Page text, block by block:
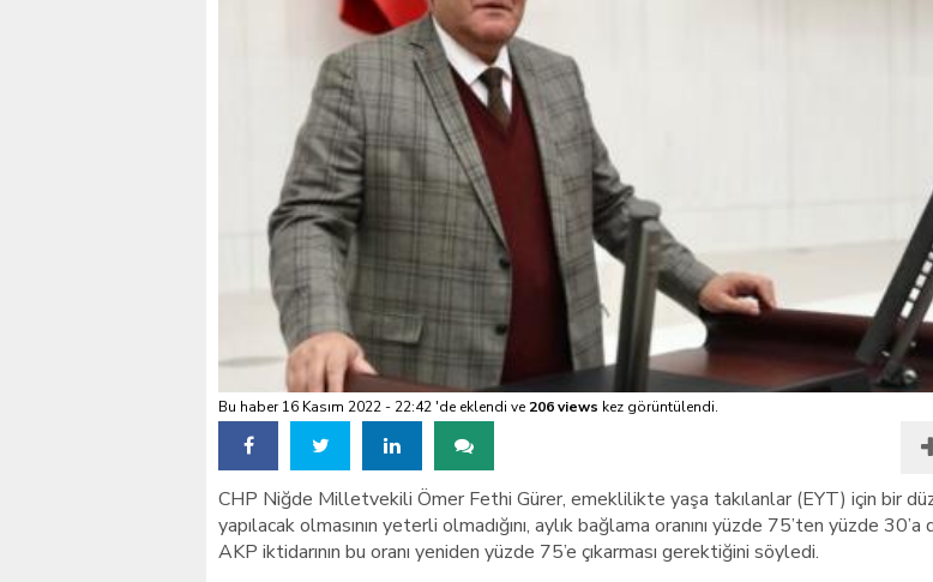
VALİ KÖŞGER SEYHAN İLÇEMİZ BARBAROS MAHALLESİ’NDE
Bu haber 16 Kasım 2022 - 22:42 'de eklendi ve 206 views kez görüntülendi.
CHP Niğde Milletvekili Ömer Fethi Gürer, emeklilikte yaşa takılanlar (EYT) için bir
yapılacak olmasının yeterli olmadığını, aylık bağlama oranını yüzde 75’ten yüzde 30’a
AKP iktidarının bu oranı yeniden yüzde 75’e çıkarması gerektiğini söyledi.